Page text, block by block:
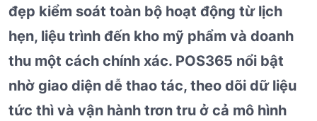
đẹp kiểm soát toàn bộ hoạt động từ lịch
hẹn, liệu trình đến kho mỹ phẩm và doanh
thu một cách chính xác. POS365 nổi bật
nhờ giao diện dễ thao tác, theo dõi dữ liệu
tức thì và vận hành trơn tru ở cả mô hình